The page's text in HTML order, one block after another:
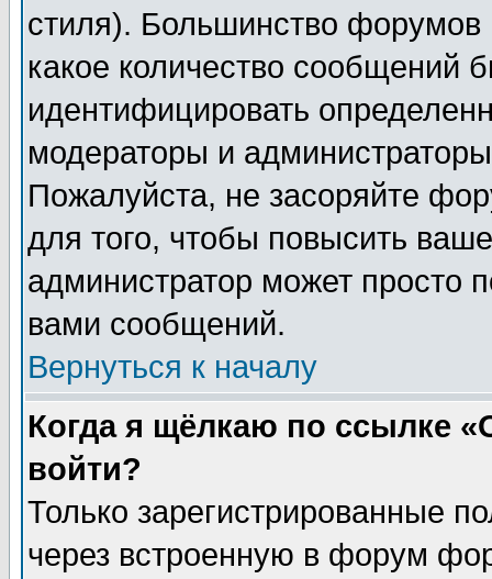
стиля). Большинство форумов
какое количество сообщений
идентифицировать
модераторы и
Пожалуйста, не засоряйте
для того, чтобы повысить
администратор может просто
вами сообщений.
Вернуться к началу
Когда я щёлкаю по ссылке
войти?
Только зарегистрированные
через встроенную в форум